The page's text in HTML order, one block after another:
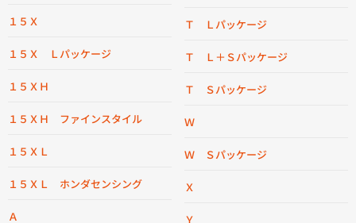
１５Ｘ
１５Ｘ Ｌパッケージ
１５ＸＨ
１５ＸＨ ファインスタイル
１５ＸＬ
１５ＸＬ ホンダセンシング
Ａ
Ｔ Ｌパッケージ
Ｔ Ｌ＋Ｓパッケージ
Ｔ Ｓパッケージ
Ｗ
Ｗ Ｓパッケージ
Ｘ
Ｙ